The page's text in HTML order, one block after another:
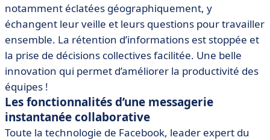
notamment éclatées géographiquement, y
échangent leur veille et leurs questions pour travailler
ensemble. La rétention d’informations est stoppée et
la prise de décisions collectives facilitée. Une belle
innovation qui permet d’améliorer la productivité des
équipes !
Les fonctionnalités d’une messagerie
instantanée collaborative
Toute la technologie de Facebook, leader expert du